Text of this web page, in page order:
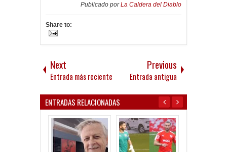
Publicado porLa Caldera del Diablo
Share to:
Next
Entrada más reciente
Previous
Entrada antigua
ENTRADAS RELACIONADAS